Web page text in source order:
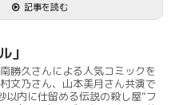
記事を読む
」
勝久さんによる人気コミックを
文乃さん、山本美月さん共演で
以内に仕留める伝説の殺し屋“フ